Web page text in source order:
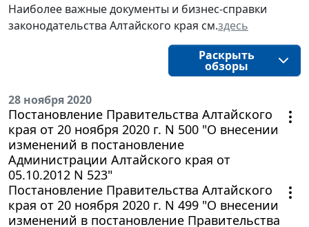
Наиболее важные документы и бизнес-справки
законодательства Алтайского края см.здесь
Раскрыть
обзоры
28 ноября 2020
Постановление Правительства Алтайского
края от 20 ноября 2020 г. N 500 "О внесении
изменений в постановление
Администрации Алтайского края от
05.10.2012 N 523"
Постановление Правительства Алтайского
края от 20 ноября 2020 г. N 499 "О внесении
изменений в постановление Правительства